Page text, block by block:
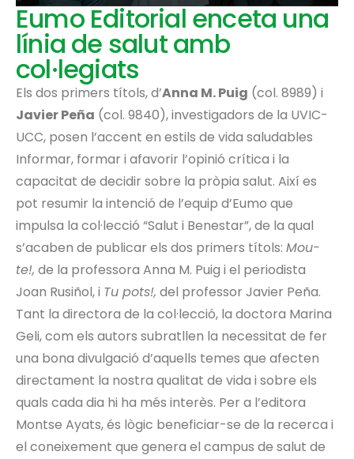
Eumo Editorial enceta una
línia de salut amb
col·legiats
Els dos primers títols, d’Anna M. Puig (col. 8989) i
Javier Peña (col. 9840), investigadors de la UVIC-
UCC, posen l’accent en estils de vida saludables
Informar, formar i afavorir l’opinió crítica i la
capacitat de decidir sobre la pròpia salut. Així es
pot resumir la intenció de l’equip d’Eumo que
impulsa la col·lecció “Salut i Benestar”, de la qual
s’acaben de publicar els dos primers títols: Mou-
te!, de la professora Anna M. Puig i el periodista
Joan Rusiñol, i Tu pots!, del professor Javier Peña.
Tant la directora de la col·lecció, la doctora Marina
Geli, com els autors subratllen la necessitat de fer
una bona divulgació d’aquells temes que afecten
directament la nostra qualitat de vida i sobre els
quals cada dia hi ha més interès. Per a l’editora
Montse Ayats, és lògic beneficiar-se de la recerca i
el coneixement que genera el campus de salut de